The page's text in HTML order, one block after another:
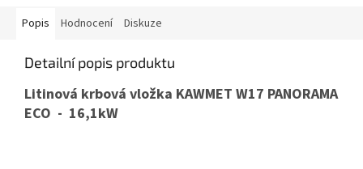
Popis Hodnocení Diskuze
Detailní popis produktu
Litinová krbová vložka KAWMET W17 PANORAMA
ECO - 16,1kW